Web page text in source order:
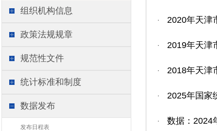
组织机构信息
政策法规规章
规范性文件
统计标准和制度
数据发布
发布日程表
· 2020年天津
· 2019年天津
· 2018年天津
· 2025年国家
· 数据：2024